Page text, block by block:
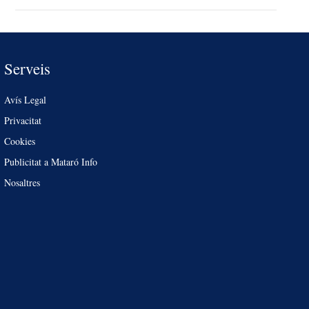
Serveis
Avís Legal
Privacitat
Cookies
Publicitat a Mataró Info
Nosaltres